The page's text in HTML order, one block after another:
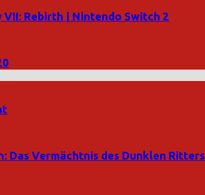
VII: Rebirth | Nintendo Switch 2
Das Vermächtnis des Dunklen Ritters